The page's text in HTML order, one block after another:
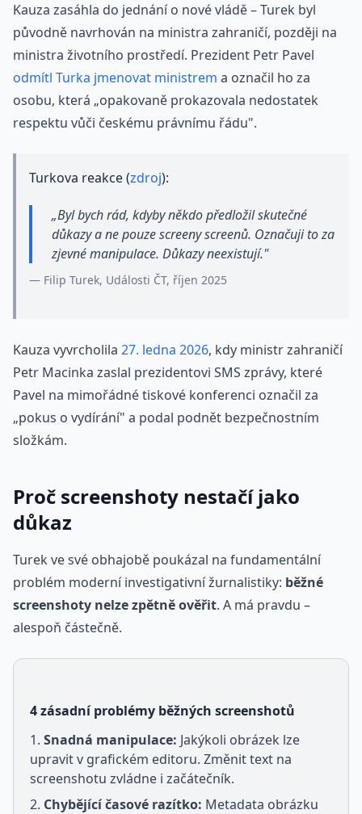
Kauza zasáhla do jednání o nové vládě – Turek byl
původně navrhován na ministra zahraničí, později na
ministra životního prostředí. Prezident Petr Pavel
odmítl Turka jmenovat ministrem a označil ho za
osobu, která „opakovaně prokazovala nedostatek
respektu vůči českému právnímu řádu".
Turkova reakce (zdroj):
„Byl bych rád, kdyby někdo předložil skutečné
důkazy a ne pouze screeny screenů. Označuji to za
zjevné manipulace. Důkazy neexistují."
— Filip Turek, Události ČT, říjen 2025
Kauza vyvrcholila 27. ledna 2026, kdy ministr zahraničí
Petr Macinka zaslal prezidentovi SMS zprávy, které
Pavel na mimořádné tiskové konferenci označil za
„pokus o vydírání" a podal podnět bezpečnostním
složkám.
Proč screenshoty nestačí jako
důkaz
Turek ve své obhajobě poukázal na fundamentální
problém moderní investigativní žurnalistiky: běžné
screenshoty nelze zpětně ověřit. A má pravdu –
alespoň částečně.
4 zásadní problémy běžných screenshotů
Snadná manipulace: Jakýkoli obrázek lze
upravit v grafickém editoru. Změnit text na
screenshotu zvládne i začátečník.
Chybějící časové razítko: Metadata obrázku